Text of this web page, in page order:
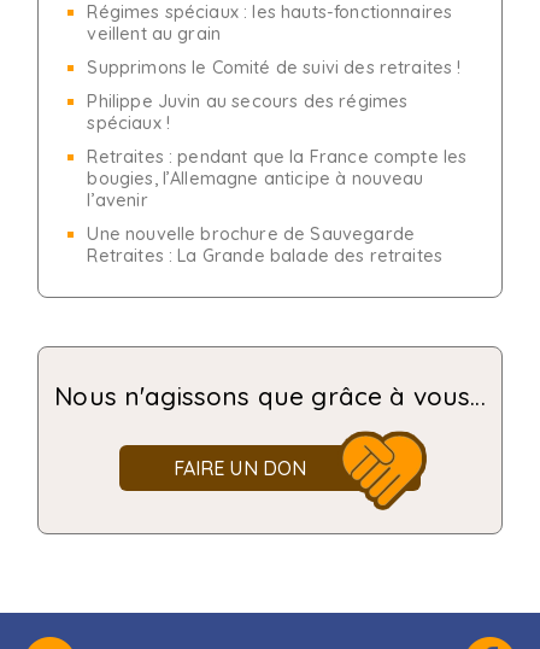
Régimes spéciaux : les hauts-fonctionnaires
veillent au grain
Supprimons le Comité de suivi des retraites !
Philippe Juvin au secours des régimes
spéciaux !
Retraites : pendant que la France compte les
bougies, l’Allemagne anticipe à nouveau
l’avenir
Une nouvelle brochure de Sauvegarde
Retraites : La Grande balade des retraites
Nous n'agissons que grâce à vous...
FAIRE UN DON